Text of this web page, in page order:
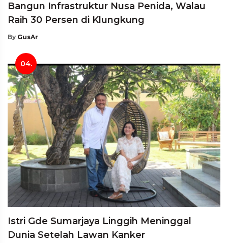
Bangun Infrastruktur Nusa Penida, Walau
Raih 30 Persen di Klungkung
By GusAr
04.
Istri Gde Sumarjaya Linggih Meninggal
Dunia Setelah Lawan Kanker